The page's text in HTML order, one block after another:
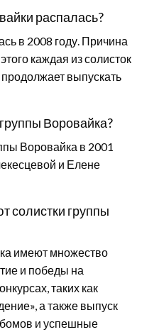
распалась?
в 2008 году. Причина
каждая из солисток
выпускать
Воровайка?
Воровайка в 2001
и Елене
солистки группы
имеют множество
и победы на
таких как
а также выпуск
и успешные